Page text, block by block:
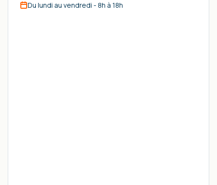
Du lundi au vendredi - 8h à 18h